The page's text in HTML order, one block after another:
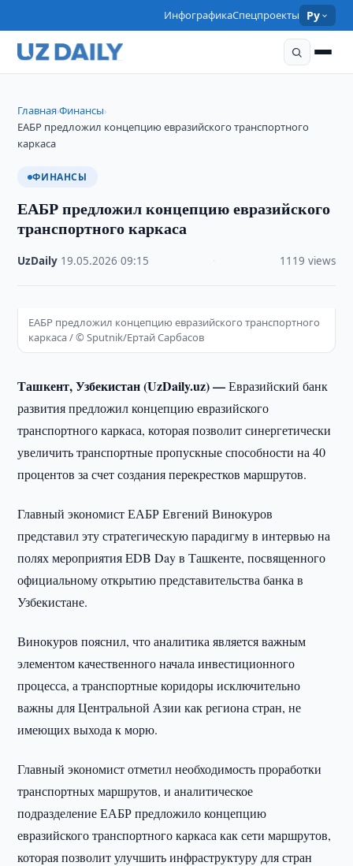
ИнфографикаСпецпроекты Ру
Главная›Финансы›
ЕАБР предложил концепцию евразийского транспортного
каркаса
ФИНАНСЫ
ЕАБР предложил концепцию евразийского
транспортного каркаса
UzDaily 19.05.2026 ·09:15 1119 views
ЕАБР предложил концепцию евразийского транспортного
каркаса / © Sputnik/Ертай Сарбасов
Ташкент, Узбекистан (UzDaily.uz) —Евразийский банк
развития предложил концепцию евразийского
транспортного каркаса, которая позволит синергетически
увеличить транспортные пропускные способности на 40
процентов за счет создания перекрестков маршрутов.
Главный экономист ЕАБР Евгений Винокуров
представил эту стратегическую парадигму в интервью на
полях мероприятия EDB Day в Ташкенте, посвященного
официальному открытию представительства банка в
Узбекистане.
Винокуров пояснил, что аналитика является важным
элементом качественного начала инвестиционного
процесса, а транспортные коридоры исключительно
важны для Центральной Азии как региона стран, не
имеющих выхода к морю.
Главный экономист отметил необходимость проработки
транспортных маршрутов, и аналитическое
подразделение ЕАБР предложило концепцию
евразийского транспортного каркаса как сети маршрутов,
которая позволит улучшить инфраструктуру для стран